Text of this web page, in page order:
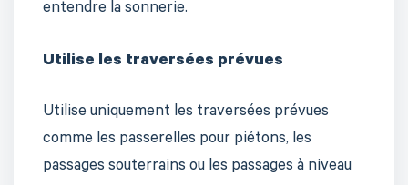
entendre la sonnerie.
Utilise les traversées prévues
Utilise uniquement les traversées prévues
comme les passerelles pour piétons, les
passages souterrains ou les passages à niveau